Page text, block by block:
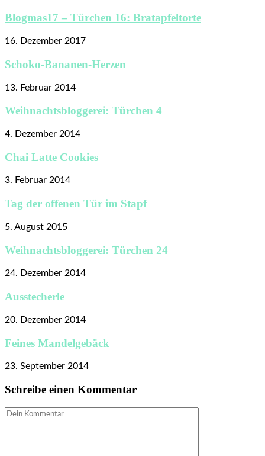
Blogmas17 – Türchen 16: Bratapfeltorte
16. Dezember 2017
Schoko-Bananen-Herzen
13. Februar 2014
Weihnachtsbloggerei: Türchen 4
4. Dezember 2014
Chai Latte Cookies
3. Februar 2014
Tag der offenen Tür im Stapf
5. August 2015
Weihnachtsbloggerei: Türchen 24
24. Dezember 2014
Ausstecherle
20. Dezember 2014
Feines Mandelgebäck
23. September 2014
Schreibe einen Kommentar